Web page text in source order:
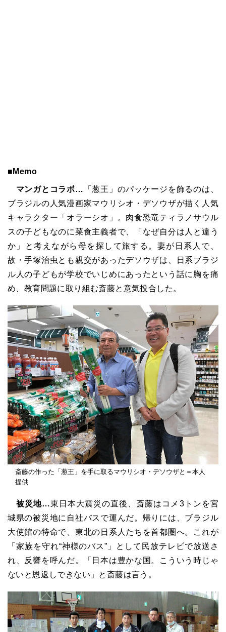
■Memo
マンガとコラボ… 「葱王」のパッケージを飾るのは、
ブラジルの人気漫画家マウリシオ・デソウザが描く人気
キャラクター「オラーシオ」。肉食恐竜ティラノサウル
スの子どもなのに菜食主義者で、「なぜ自分は人と違う
か」と考えながら母を探して旅する。妻が日系人で、
故・手塚治虫とも親交があったデソウザは、日系ブラジ
ル人の子どもが学校でいじめにあったという話に胸を痛
め、教育問題に取り組む斎藤と意気投合した。
斎藤の作った「葱王」を手に取るマウリシオ・デソウザと＝本人
提供
被災地…東日本大震災の直後、斎藤はコメ 3トンを宮
城県の被災地に自社バスで運んだ。帰りには、ブラジル
大使館の特命で、東北の日系人たちを首都圏へ。これが
「家族を守れ“神様のバス”」として民放テレビで放送さ
れ、反響を呼んだ。「日本は豊かな国。こういう時じゃ
ないと恩返しできない」と斎藤は言う。